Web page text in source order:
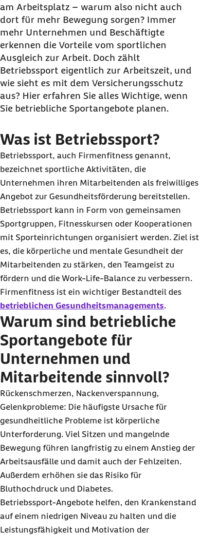
Unternehmen und Mitarbeitende sinnvoll?
Welche Sportarten eignen sich für
Firmenfitness?
Wie können Unternehmen
Betriebssportangebote erfolgreich umsetzen?
Welche rechtlichen und
versicherungstechnischen Aspekte sind zu
beachten?
fördern
am Arbeitsplatz – warum also nicht auch
dort für mehr Bewegung sorgen? Immer
mehr Unternehmen und Beschäftigte
erkennen die Vorteile vom sportlichen
Ausgleich zur Arbeit. Doch zählt
Betriebssport eigentlich zur Arbeitszeit, und
wie sieht es mit dem Versicherungsschutz
aus? Hier erfahren Sie alles Wichtige, wenn
Sie betriebliche Sportangebote planen.
Was ist Betriebssport?
Betriebssport, auch Firmenfitness genannt,
bezeichnet sportliche Aktivitäten, die
Unternehmen ihren Mitarbeitenden als freiwilliges
Angebot zur Gesundheitsförderung bereitstellen.
Betriebssport kann in Form von gemeinsamen
Sportgruppen, Fitnesskursen oder Kooperationen
mit Sporteinrichtungen organisiert werden. Ziel ist
es, die körperliche und mentale Gesundheit der
Mitarbeitenden zu stärken, den Teamgeist zu
fördern und die Work-Life-Balance zu verbessern.
Firmenfitness ist ein wichtiger Bestandteil des
betrieblichen Gesundheitsmanagements.
Warum sind betriebliche
Sportangebote für
Unternehmen und
Mitarbeitende sinnvoll?
Rückenschmerzen, Nackenverspannung,
Gelenkprobleme: Die häufigste Ursache für
gesundheitliche Probleme ist körperliche
Unterforderung. Viel Sitzen und mangelnde
Bewegung führen langfristig zu einem Anstieg der
Arbeitsausfälle und damit auch der Fehlzeiten.
Außerdem erhöhen sie das Risiko für
Bluthochdruck und Diabetes.
Betriebssport-Angebote helfen, den Krankenstand
auf einem niedrigen Niveau zu halten und die
Leistungsfähigkeit und Motivation der